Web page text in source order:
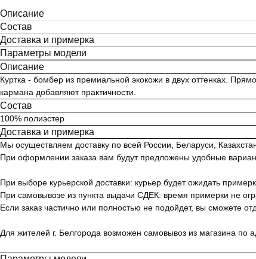
Описание
Состав
Доставка и примерка
Параметры модели
Описание
Куртка - бомбер из премиальной экокожи в двух оттенках.
кармана добавляют практичности.
Состав
100% полиэстер
Доставка и примерка
Мы осуществляем доставку по всей России, Беларуси,
При оформлении заказа вам будут предложены удобные
При выборе курьерской доставки: курьер будет ожидать
При самовывозе из пункта выдачи СДЕК: время примерки не
Если заказ частично или полностью не подойдет, вы сможете
Для жителей г. Белгорода возможен самовывоз из магазина